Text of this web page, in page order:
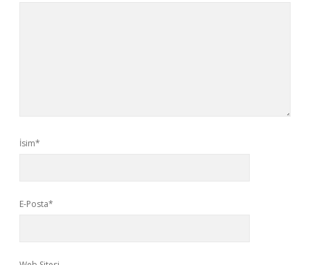
İsim*
E-Posta*